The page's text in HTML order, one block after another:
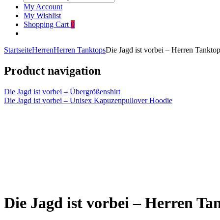
My Account
My Wishlist
Shopping Cart 0
StartseiteHerrenHerren TanktopsDie Jagd ist vorbei – Herren Tanktop
Product navigation
Die Jagd ist vorbei – Übergrößenshirt
Die Jagd ist vorbei – Unisex Kapuzenpullover Hoodie
Die Jagd ist vorbei – Herren